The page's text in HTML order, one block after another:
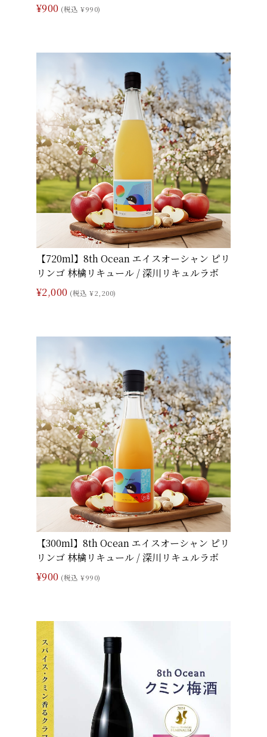
¥900 (税込 ¥990)
【720ml】8th Ocean エイスオーシャン ピリ
リンゴ 林檎リキュール / 深川リキュルラボ
¥2,000 (税込 ¥2,200)
【300ml】8th Ocean エイスオーシャン ピリ
リンゴ 林檎リキュール / 深川リキュルラボ
¥900 (税込 ¥990)